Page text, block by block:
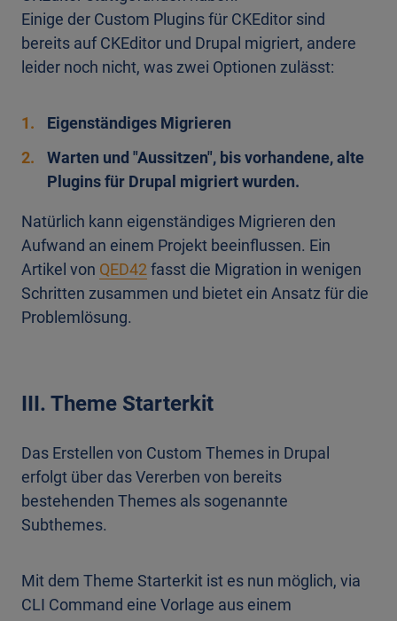
Einige der Custom Plugins für CKEditor sind
bereits auf CKEditor und Drupal migriert, andere
leider noch nicht, was zwei Optionen zulässt:
Eigenständiges Migrieren
Warten und "Aussitzen", bis vorhandene, alte
Plugins für Drupal migriert wurden.
Natürlich kann eigenständiges Migrieren den
Aufwand an einem Projekt beeinflussen. Ein
Artikel von QED42fasst die Migration in wenigen
Schritten zusammen und bietet ein Ansatz für die
Problemlösung.
III. Theme Starterkit
Das Erstellen von Custom Themes in Drupal
erfolgt über das Vererben von bereits
bestehenden Themes als sogenannte
Subthemes.
Mit dem Theme Starterkit ist es nun möglich, via
CLI Command eine Vorlage aus einem